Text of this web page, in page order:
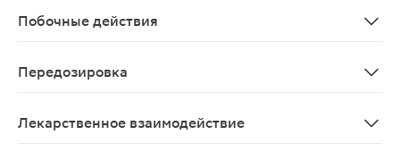
Побочные действия
Передозировка
Лекарственное взаимодействие